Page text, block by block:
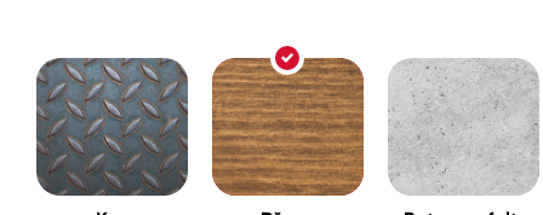
Plast, sklo, keramika
Stěny
Fasády